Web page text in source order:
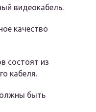
видеокабель.
качество
состоят из
кабеля.
быть